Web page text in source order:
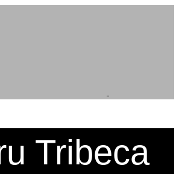
Tribeca